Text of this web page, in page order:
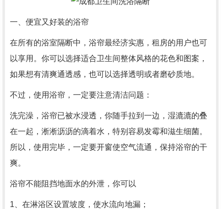
一、便宜又好装的浴帘
在所有的浴室隔断中，浴帘最经济实惠，租房的用户也可
以享用。你可以选择适合卫生间整体风格的花色和图案，
如果想有清爽通透感，也可以选择透明或者磨砂质地。
不过，使用浴帘，一定要注意清洁问题：
洗完澡，浴帘已被水浸透，你随手拉到一边，湿漉漉的叠
在一起，淅淅沥沥的滴着水，特别容易发霉和滋生细菌。
所以，使用完毕，一定要开窗使空气流通，保持浴帘的干
爽。
浴帘不能阻挡地面水的外泄，你可以
1、在淋浴区设置坡度，使水流向地漏；